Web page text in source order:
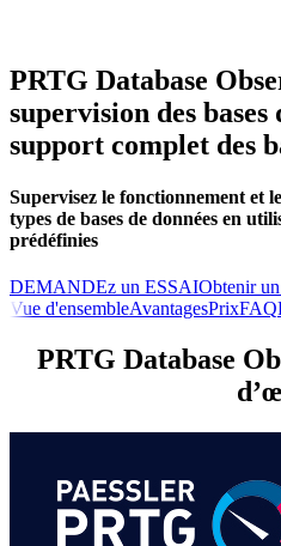
PRTG Database
supervision des
support complet des
Supervisez le fonctionnement et
types de bases de données en
prédéfinies
DEMANDEz un ESSAIObtenir
Vue d'ensembleAvantagesPrixFAQ
PRTG Database